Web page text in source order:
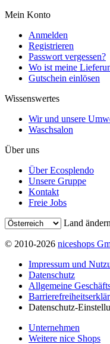
Mein Konto
Anmelden
Registrieren
Passwort vergessen?
Wo ist meine
Gutschein einlösen
Wissenswertes
Wir und unsere
Waschsalon
Über uns
Über Ecosplendo
Unsere Gruppe
Kontakt
Freie Jobs
Land ändern
© 2010-2026 niceshops
Impressum und
Datenschutz
Allgemeine
Datenschutz-
Unternehmen
Weitere nice Shops